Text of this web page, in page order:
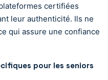
certifiées
leur authenticité. Ils ne
qui assure une confiance
pour les seniors